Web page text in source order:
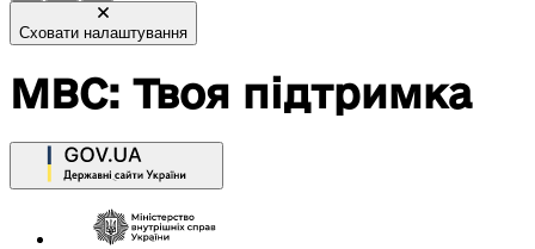
Сховати налаштування
МВС: Твоя підтримка